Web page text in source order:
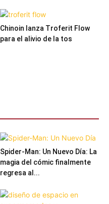
Chinoin lanza Troferit Flow
para el alivio de la tos
Spider-Man: Un Nuevo Día: La
magia del cómic finalmente
regresa al...